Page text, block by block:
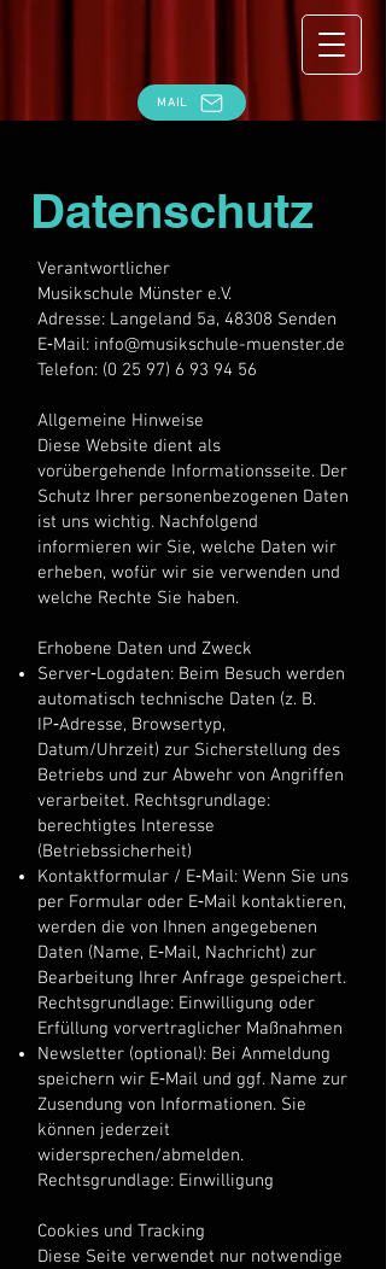
MAIL
Datenschutz
Verantwortlicher
Musikschule Münster e.V.
Adresse: Langeland 5a, 48308 Senden
E‑Mail: info@musikschule-muenster.de
Telefon: (0 25 97) 6 93 94 56
Allgemeine Hinweise
Diese Website dient als
vorübergehende Informationsseite. Der
Schutz Ihrer personenbezogenen Daten
ist uns wichtig. Nachfolgend
informieren wir Sie, welche Daten wir
erheben, wofür wir sie verwenden und
welche Rechte Sie haben.
Erhobene Daten und Zweck
Server‑Logdaten: Beim Besuch werden
automatisch technische Daten (z. B.
IP‑Adresse, Browsertyp,
Datum/Uhrzeit) zur Sicherstellung des
Betriebs und zur Abwehr von Angriffen
verarbeitet. Rechtsgrundlage:
berechtigtes Interesse
(Betriebssicherheit)
Kontaktformular / E‑Mail: Wenn Sie uns
per Formular oder E‑Mail kontaktieren,
werden die von Ihnen angegebenen
Daten (Name, E‑Mail, Nachricht) zur
Bearbeitung Ihrer Anfrage gespeichert.
Rechtsgrundlage: Einwilligung oder
Erfüllung vorvertraglicher Maßnahmen
Newsletter (optional): Bei Anmeldung
speichern wir E‑Mail und ggf. Name zur
Zusendung von Informationen. Sie
können jederzeit
widersprechen/abmelden.
Rechtsgrundlage: Einwilligung
Cookies und Tracking
Diese Seite verwendet nur notwendige